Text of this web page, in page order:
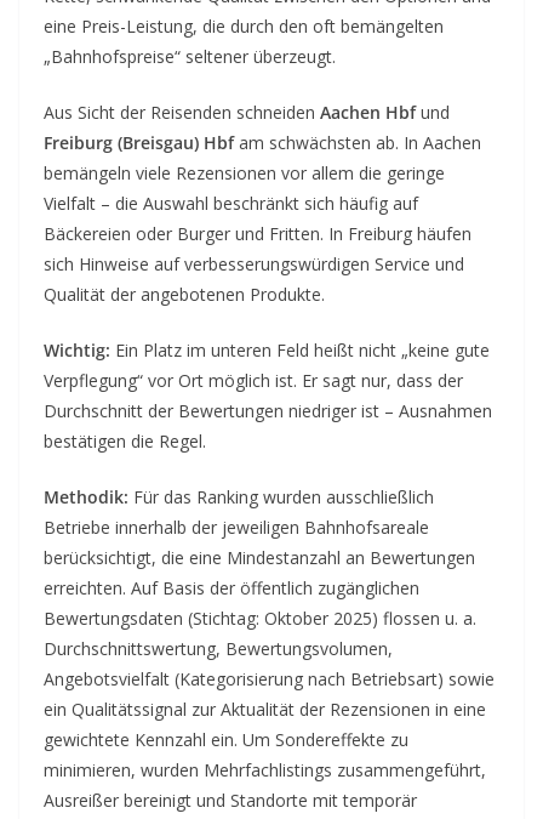
eine Preis-Leistung, die durch den oft bemängelten
„Bahnhofspreise“ seltener überzeugt.
Aus Sicht der Reisenden schneiden Aachen Hbfund
Freiburg (Breisgau) Hbfam schwächsten ab. In Aachen
bemängeln viele Rezensionen vor allem die geringe
Vielfalt – die Auswahl beschränkt sich häufig auf
Bäckereien oder Burger und Fritten. In Freiburg häufen
sich Hinweise auf verbesserungswürdigen Service und
Qualität der angebotenen Produkte.
Wichtig: Ein Platz im unteren Feld heißt nicht „keine gute
Verpflegung“ vor Ort möglich ist. Er sagt nur, dass der
Durchschnitt der Bewertungen niedriger ist – Ausnahmen
bestätigen die Regel.
Methodik: Für das Ranking wurden ausschließlich
Betriebe innerhalb der jeweiligen Bahnhofsareale
berücksichtigt, die eine Mindestanzahl an Bewertungen
erreichten. Auf Basis der öffentlich zugänglichen
Bewertungsdaten (Stichtag: Oktober 2025) flossen u. a.
Durchschnittswertung, Bewertungsvolumen,
Angebotsvielfalt (Kategorisierung nach Betriebsart) sowie
ein Qualitätssignal zur Aktualität der Rezensionen in eine
gewichtete Kennzahl ein. Um Sondereffekte zu
minimieren, wurden Mehrfachlistings zusammengeführt,
Ausreißer bereinigt und Standorte mit temporär